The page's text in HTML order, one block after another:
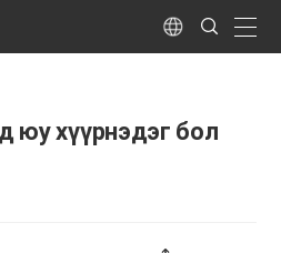
Language
Search
Submit
юу хүүрнэдэг бол